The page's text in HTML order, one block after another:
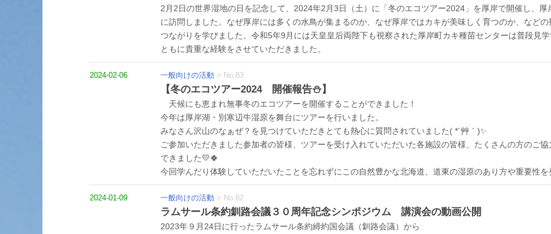
2月2日の世界湿地の日を記念して、2024年2月3日（土）に「冬のエコツアー2024」を厚岸で開催し、
に訪問しました。なぜ厚岸には多くの水鳥が集まるのか、なぜ厚岸ではカキが美味しく育つのか、など
つながりを学びました。令和5年9月には天皇皇后両陛下も視察された厚岸町カキ種苗センターは普段見
ともに貴重な経験をさせていただきました。
2024-02-06 一般向けの活動 > No.83
【冬のエコツアー2024 開催報告⛄】
天候にも恵まれ無事冬のエコツアーを開催することができました！
今年は厚岸湖・別寒辺牛湿原を舞台にツアーを行いました。
みなさん沢山のなぁぜ？を見つけていただきとても熱心に質問されていました( *´艸｀)✨
ご参加いただきました参加者の皆様、ツアーを受け入れていただいた各施設の皆様、たくさんの方のご
できました💛🍀
今回学んだり体験していただいたことを忘れずにこの自然豊かな北海道、道東の湿原のあり方や重要性
2024-01-09 一般向けの活動 > No.82
ラムサール条約釧路会議３０周年記念シンポジウム 講演会の動画公開
2023年９月24日に行ったラムサール条約締約国会議（釧路会議）から